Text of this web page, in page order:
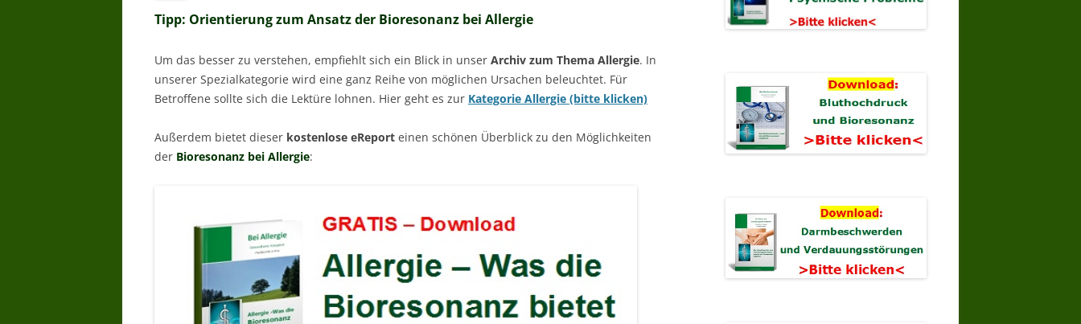
Tipp: Orientierung zum Ansatz der Bioresonanz bei Allergie
Um das besser zu verstehen, empfiehlt sich ein Blick in unser Archiv zum Thema Allergie. In
unserer Spezialkategorie wird eine ganz Reihe von möglichen Ursachen beleuchtet. Für
Betroffene sollte sich die Lektüre lohnen. Hier geht es zur Kategorie Allergie (bitte klicken)
Außerdem bietet dieser kostenlose eReport einen schönen Überblick zu den Möglichkeiten
der Bioresonanz bei Allergie: